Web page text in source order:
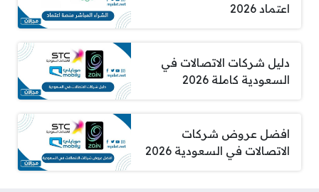
اعتماد 2026
دليل شركات الاتصالات في
السعودية كاملة 2026
افضل عروض شركات
الاتصالات في السعودية 2026